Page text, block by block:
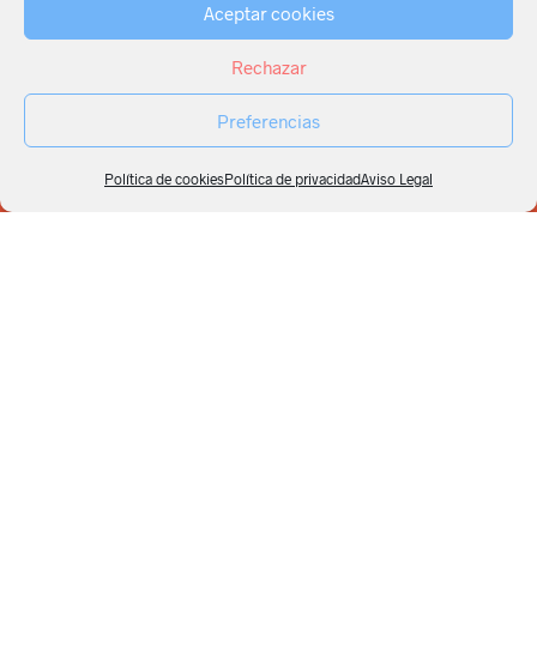
Aceptar cookies
Rechazar
Preferencias
Política de cookiesPolítica de privacidadAviso Legal
Marketing online
Alicante